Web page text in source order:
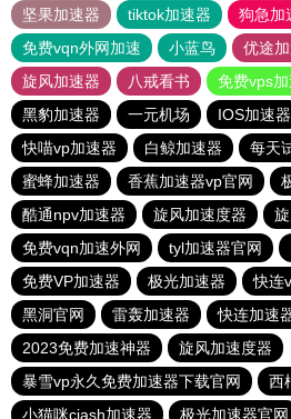
坚果加速器
tiktok加速器
狗急加
免费vqn外网加速
小蓝鸟 优途
旋风加速器
八戒看书
免费vps
黑豹加速器
一元机场 IOS加速器
快喵vp加速器
白鲸加速器
每天
蜜蜂加速器
香蕉加速器vp官网
酷通npv加速器
旋风加速度器
免费vqn加速外网
tyl加速器官网
免费VP加速器
极光加速器 快连
黑洞官网
雷轰加速器
快连加速
2023免费加速神器
旋风加速度器
暴雪vp永久免费加速器下载官网
西
小猫咪ciash加速器
极光加速器官网